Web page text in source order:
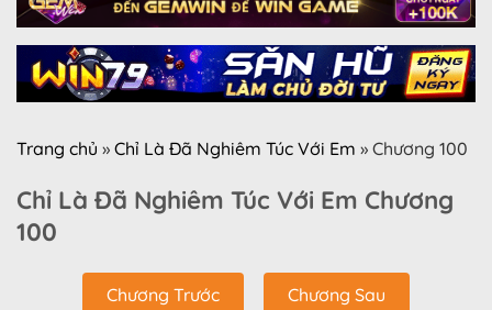
Trang chủ » Chỉ Là Đã Nghiêm Túc Với Em » Chương 100
Chỉ Là Đã Nghiêm Túc Với Em Chương
100
Chương Trước Chương Sau